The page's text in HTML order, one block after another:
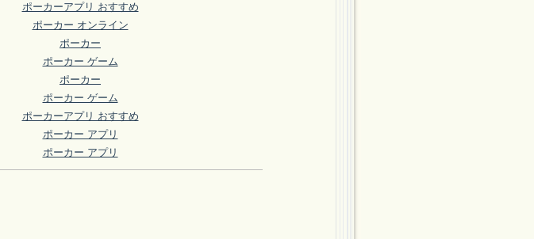
ポーカーアプリ おすすめ
ポーカー オンライン
ポーカー
ポーカー ゲーム
ポーカー
ポーカー ゲーム
ポーカーアプリ おすすめ
ポーカー アプリ
ポーカー アプリ